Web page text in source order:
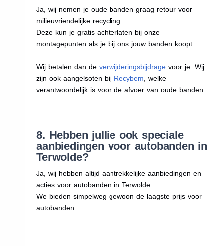
Ja, wij nemen je oude banden graag retour voor
milieuvriendelijke recycling.
Deze kun je gratis achterlaten bij onze
montagepunten als je bij ons jouw banden koopt.
Wij betalen dan deverwijderingsbijdrage voor je. Wij
zijn ook aangelsoten bij Recybem , welke
verantwoordelijk is voor de afvoer van oude banden.
8. Hebben jullie ook speciale
aanbiedingen voor autobanden in
Terwolde?
Ja, wij hebben altijd aantrekkelijke aanbiedingen en
acties voor autobanden in Terwolde.
We bieden simpelweg gewoon de laagste prijs voor
autobanden.